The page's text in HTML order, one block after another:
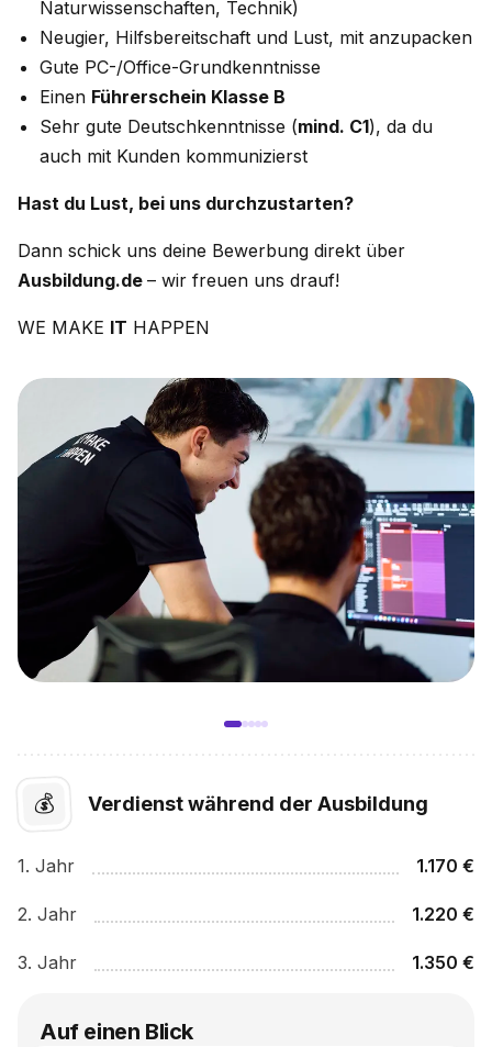
Naturwissenschaften, Technik)
Neugier, Hilfsbereitschaft und Lust, mit anzupacken
Gute PC-/Office-Grundkenntnisse
Einen Führerschein Klasse B
Sehr gute Deutschkenntnisse (mind. C1), da du
auch mit Kunden kommunizierst
Hast du Lust, bei uns durchzustarten?
Dann schick uns deine Bewerbung direkt über
Ausbildung.de – wir freuen uns drauf!
WE MAKE IT HAPPEN
💰 Verdienst während der Ausbildung
1. Jahr 1.170 €
2. Jahr 1.220 €
3. Jahr 1.350 €
Auf einen Blick